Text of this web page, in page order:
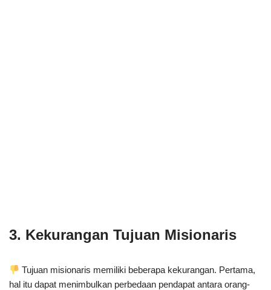
3. Kekurangan Tujuan Misionaris
Tujuan misionaris memiliki beberapa kekurangan. Pertama,
hal itu dapat menimbulkan perbedaan pendapat antara orang-